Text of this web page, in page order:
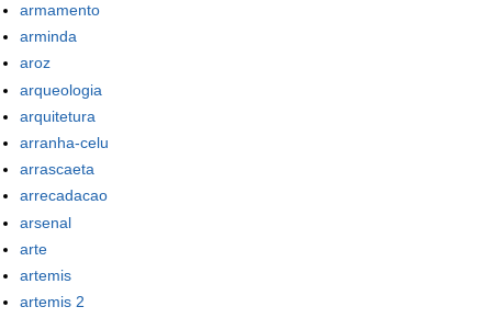
armamento
arminda
aroz
arqueologia
arquitetura
arranha-celu
arrascaeta
arrecadacao
arsenal
arte
artemis
artemis 2